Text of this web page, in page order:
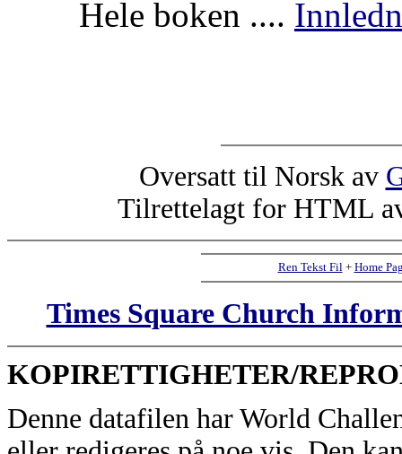
Hele boken ....
Oversatt til Norsk av
Tilrettelagt for HTML
Ren Tekst Fil+ Home
Times Square Church
KOPIRETTIGHETER/
Denne datafilen har World